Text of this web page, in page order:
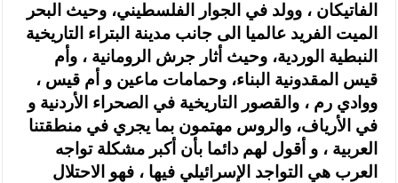
الفاتيكان ، وولد في الجوار الفلسطيني، وحيث البحر
الميت الفريد عالميا الى جانب مدينة البتراء التاريخية
النبطية الوردية، وحيث أثار جرش الرومانية ، وأم
قيس المقدونية البناء، وحمامات ماعين و أم قيس ،
ووادي رم ، والقصور التاريخية في الصحراء الأردنية و
في الأرياف، والروس مهتمون بما يجري في منطقتنا
العربية ، و أقول لهم دائما بأن أكبر مشكلة تواجه
العرب هي التواجد الإسرائيلي فيها ، فهو الاحتلال